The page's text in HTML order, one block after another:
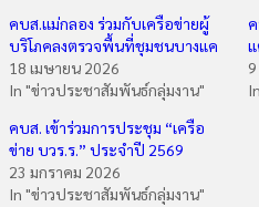
คบส.แม่กลอง ร่วมกับเครือข่ายผู้
บริโภคลงตรวจพื้นที่ชุมชนบางแค
18 เมษายน 2026
In "ข่าวประชาสัมพันธ์กลุ่มงาน"
คบส. เข้าร่วมการประชุม “เครือ
ข่าย บวร.ร.” ประจำปี 2569
23 มกราคม 2026
In "ข่าวประชาสัมพันธ์กลุ่มงาน"